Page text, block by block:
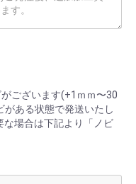
ございます(+1ｍｍ〜30
がある状態で発送いたし
な場合は下記より「ノビ